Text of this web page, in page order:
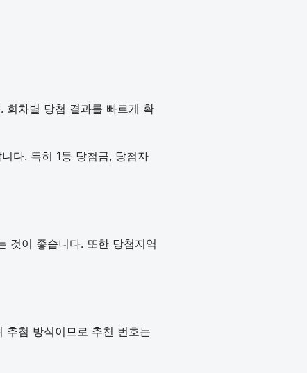
회차별 당첨 결과를 빠르게 확
다. 특히 1등 당첨금, 당첨자
것이 좋습니다. 또한 당첨지역
추첨 방식이므로 추천 번호는